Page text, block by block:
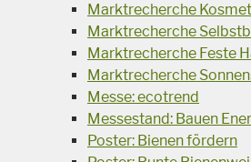
Marktrecherche
Marktrecherche
Marktrecherche Feste
Marktrecherche
Messe: ecotrend
Messestand: Bauen
Poster: Bienen fördern